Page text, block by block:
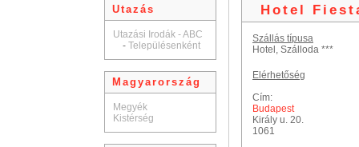
Utazás
Utazási Irodák - ABC
- Településenként
Magyarország
Megyék
Kistérség
Hotel
Szállás típusa
Hotel, Szálloda ***
Elérhetőség
Cím:
Budapest
Király u. 20.
1061